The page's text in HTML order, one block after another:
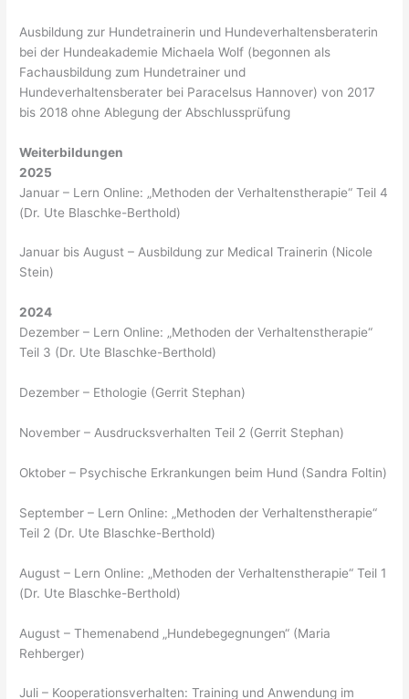
Ausbildung zur Hundetrainerin und Hundeverhaltensberaterin
bei der Hundeakademie Michaela Wolf (begonnen als
Fachausbildung zum Hundetrainer und
Hundeverhaltensberater bei Paracelsus Hannover) von 2017
bis 2018 ohne Ablegung der Abschlussprüfung
Weiterbildungen
2025
Januar – Lern Online: „Methoden der Verhaltenstherapie“ Teil 4
(Dr. Ute Blaschke-Berthold)
Januar bis August – Ausbildung zur Medical Trainerin (Nicole
Stein)
2024
Dezember – Lern Online: „Methoden der Verhaltenstherapie“
Teil 3 (Dr. Ute Blaschke-Berthold)
Dezember – Ethologie (Gerrit Stephan)
November – Ausdrucksverhalten Teil 2 (Gerrit Stephan)
Oktober – Psychische Erkrankungen beim Hund (Sandra Foltin)
September – Lern Online: „Methoden der Verhaltenstherapie“
Teil 2 (Dr. Ute Blaschke-Berthold)
August – Lern Online: „Methoden der Verhaltenstherapie“ Teil 1
(Dr. Ute Blaschke-Berthold)
August – Themenabend „Hundebegegnungen“ (Maria
Rehberger)
Juli – Kooperationsverhalten: Training und Anwendung im